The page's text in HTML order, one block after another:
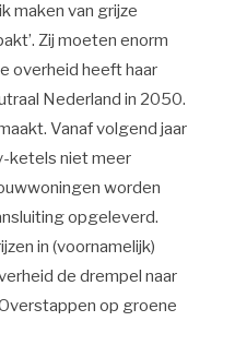
maken van grijze
Zij moeten enorm
overheid heeft haar
Nederland in 2050.
Vanaf volgend jaar
ketels niet meer
worden
opgeleverd.
in (voornamelijk)
de drempel naar
op groene